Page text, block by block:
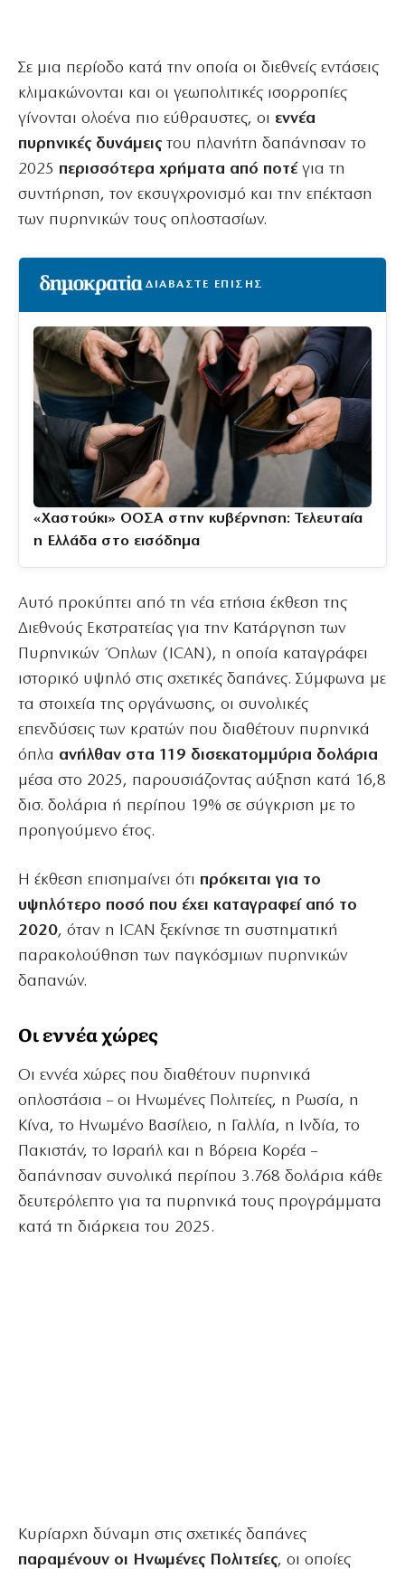
Σε μια περίοδο κατά την οποία οι διεθνείς εντάσεις
κλιμακώνονται και οι γεωπολιτικές ισορροπίες
γίνονται ολοένα πιο εύθραυστες, οι εννέα
πυρηνικές δυνάμεις του πλανήτη δαπάνησαν το
2025 περισσότερα χρήματα από ποτέ για τη
συντήρηση, τον εκσυγχρονισμό και την επέκταση
των πυρηνικών τους οπλοστασίων.
ΔΙΑΒΑΣΤΕ ΕΠΙΣΗΣ
«Χαστούκι» ΟΟΣΑ στην κυβέρνηση: Τελευταία
η Ελλάδα στο εισόδημα
Αυτό προκύπτει από τη νέα ετήσια έκθεση της
Διεθνούς Εκστρατείας για την Κατάργηση των
Πυρηνικών Όπλων (ICAN), η οποία καταγράφει
ιστορικό υψηλό στις σχετικές δαπάνες. Σύμφωνα με
τα στοιχεία της οργάνωσης, οι συνολικές
επενδύσεις των κρατών που διαθέτουν πυρηνικά
όπλα ανήλθαν στα 119 δισεκατομμύρια δολάρια
μέσα στο 2025, παρουσιάζοντας αύξηση κατά 16,8
δισ. δολάρια ή περίπου 19% σε σύγκριση με το
προηγούμενο έτος.
Η έκθεση επισημαίνει ότι πρόκειται για το
υψηλότερο ποσό που έχει καταγραφεί από το
2020, όταν η ICAN ξεκίνησε τη συστηματική
παρακολούθηση των παγκόσμιων πυρηνικών
δαπανών.
Οι εννέα χώρες
Οι εννέα χώρες που διαθέτουν πυρηνικά
οπλοστάσια – οι Ηνωμένες Πολιτείες, η Ρωσία, η
Κίνα, το Ηνωμένο Βασίλειο, η Γαλλία, η Ινδία, το
Πακιστάν, το Ισραήλ και η Βόρεια Κορέα –
δαπάνησαν συνολικά περίπου 3.768 δολάρια κάθε
δευτερόλεπτο για τα πυρηνικά τους προγράμματα
κατά τη διάρκεια του 2025.
Κυρίαρχη δύναμη στις σχετικές δαπάνες
παραμένουν οι Ηνωμένες Πολιτείες, οι οποίες